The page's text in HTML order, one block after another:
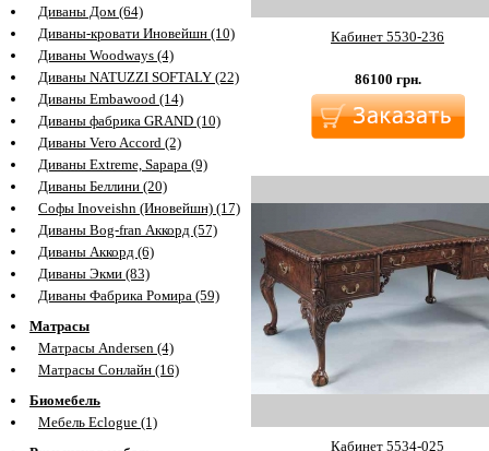
Диваны Дом (64)
Диваны-кровати Иновейшн (10)
Диваны Woodways (4)
Диваны NATUZZI SOFTALY (22)
Диваны Embawood (14)
Диваны фабрика GRAND (10)
Диваны Vero Accord (2)
Диваны Extreme, Sapapa (9)
Диваны Беллини (20)
Софы Inoveishn (Иновейшн) (17)
Диваны Bog-fran Аккорд (57)
Диваны Аккорд (6)
Диваны Экми (83)
Диваны Фабрика Ромира (59)
Матрасы
Матрасы Andersen (4)
Матрасы Сонлайн (16)
Биомебель
Мебель Eclogue (1)
Кабинет 5530-236
86100 грн.
Кабинет 5534-025